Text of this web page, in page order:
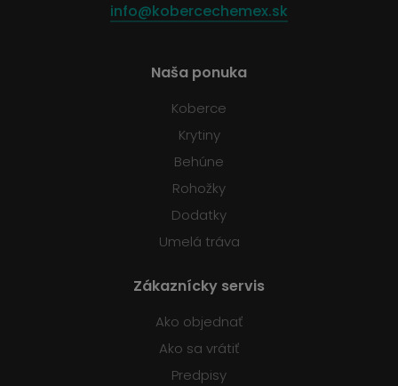
info@kobercechemex.sk
Naša ponuka
Koberce
Krytiny
Behúne
Rohožky
Dodatky
Umelá tráva
Zákaznícky servis
Ako objednať
Ako sa vrátiť
Predpisy